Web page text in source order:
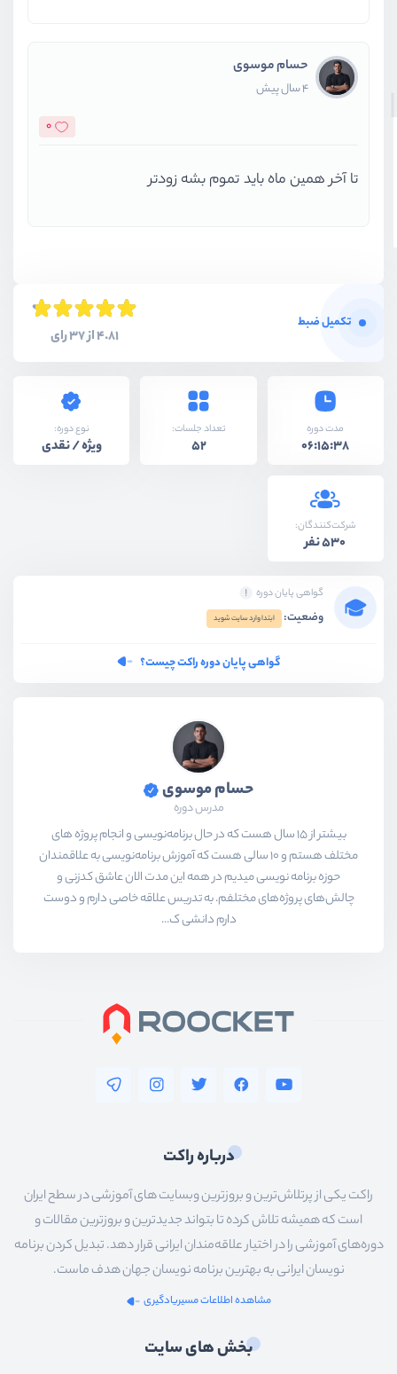
حسام موسوی
4 سال پیش
0
تا آخر همین ماه باید تموم بشه زودتر
تکمیل ضبط
4.81 از 37 رای
مدت دوره
06:15:38
تعداد جلسات:
52
نوع دوره:
ویژه / نقدی
شرکت‌کنندگان:
530 نفر
گواهی پایان دوره
وضعیت: ابتدا وارد سایت شوید
گواهی پایان دوره راکت چیست؟
حسام موسوی
مدرس دوره
بیشتر از ۱۵ سال هست که در حال برنامه‌نویسی و انجام پروژه های
مختلف هستم و ۱۰ سالی هست که آموزش برنامه‌نویسی به علاقمندان
حوزه برنامه نویسی میدیم در همه این مدت الان عاشق کدزنی و
چالش‌های پروژه‌های مختلفم. به تدریس علاقه خاصی دارم و دوست
دارم دانشی ک...
درباره راکت
راکت یکی از پرتلاش‌ترین و بروزترین وبسایت های آموزشی در سطح ایران
است که همیشه تلاش کرده تا بتواند جدیدترین و بروزترین مقالات و
دوره‌های آموزشی را در اختیار علاقه‌مندان ایرانی قرار دهد. تبدیل کردن برنامه
نویسان ایرانی به بهترین برنامه نویسان جهان هدف ماست.
مشاهده اطلاعات مسیریادگیری
بخش های سایت